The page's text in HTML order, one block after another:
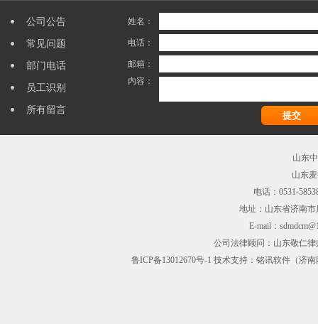
公司公告
常见问题
部门电话
员工识别
所有留言
姓名：
电话：
邮箱：
内容：
山东
山东
电话：0531-
地址：山东省济南
E-mail：
公司法律顾问：山东敬仁律
鲁ICP备13012670号-1 技术支持： 铭讯软件 （济南